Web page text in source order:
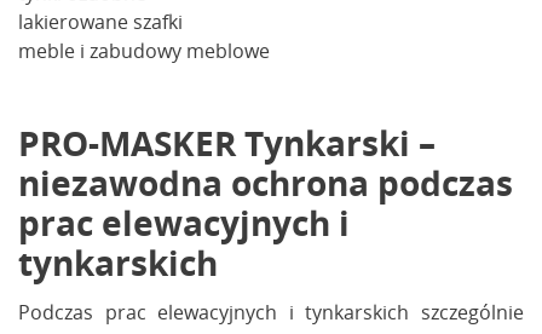
lakierowane szafki
meble i zabudowy meblowe
PRO-MASKER Tynkarski –
niezawodna ochrona podczas
prac elewacyjnych i
tynkarskich
Podczas prac elewacyjnych i tynkarskich szczególnie